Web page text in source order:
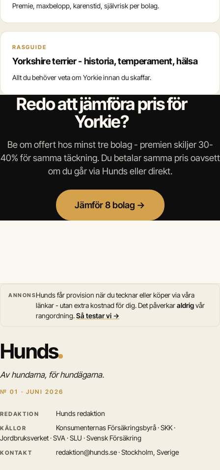
Premie, maxbelopp, karenstid, självrisk per bolag.
RASGUIDE
Yorkshire terrier - historia, temperament, hälsa
Allt du behöver veta om Yorkie innan du skaffar.
Redo att jämföra pris för
Yorkie?
Be om offert hos minst tre bolag - premien skiljer 30-
40% för samma täckning. Du betalar samma pris oavsett
om du går via Hunds eller direkt.
Jämför 8 bolag →
ANNONSHunds får provision när du tecknar eller köper via våra
länkar - utan extra kostnad för dig. Det påverkaraldrigvår
rangordning.Så testar vi →
Hunds
Av hundarna, för hundägarna.
№ 01 · JUNI 2026
REDAKTION Hunds redaktion
KÄLLOR
Konsumenternas Försäkringsbyrå · SKK ·
Jordbruksverket · SVA · SLU · Svensk Försäkring
KONTAKT redaktion@hunds.se · Stockholm, Sverige